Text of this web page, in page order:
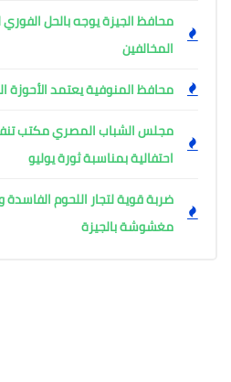
محافظ الجيزة يوجه بالحل
المخالفين
محافظ المنوفية يعتمد الأحوزة
مجلس الشباب المصري مكتب
احتفالية بمناسبة ثورة يوليو
مغشوشة بالجيزة